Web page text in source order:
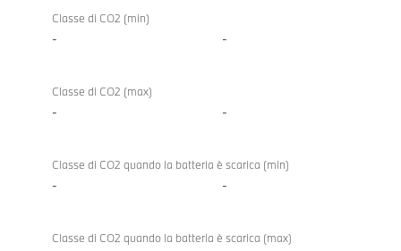
Classe di CO2 (min)
- -
Classe di CO2 (max)
- -
Classe di CO2 quando la batteria è scarica (min)
- -
Classe di CO2 quando la batteria è scarica (max)